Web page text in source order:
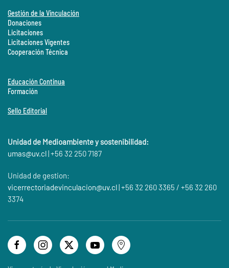
Gestión de la Vinculación
Donaciones
Licitaciones
Licitaciones Vigentes
Cooperación Técnica
Educación Continua
Formación
Sello Editorial
Unidad de Medioambiente y sostenibilidad:
umas@uv.cl| +56 32 250 7187
Unidad de gestion:
vicerrectoriadevinculacion@uv.cl| +56 32 260 3365 / +56 32 260
3374